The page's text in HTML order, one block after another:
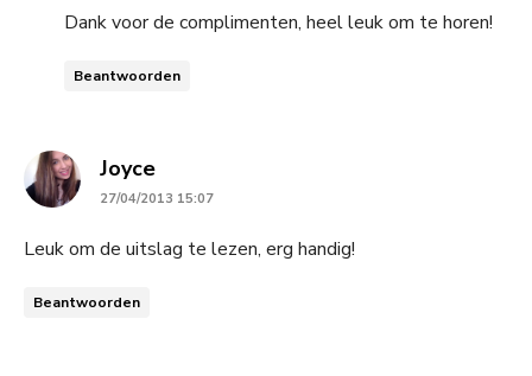
Dank voor de complimenten, heel leuk om te horen!
Beantwoorden
Joycesays:
27/04/2013 15:07
Leuk om de uitslag te lezen, erg handig!
Beantwoorden